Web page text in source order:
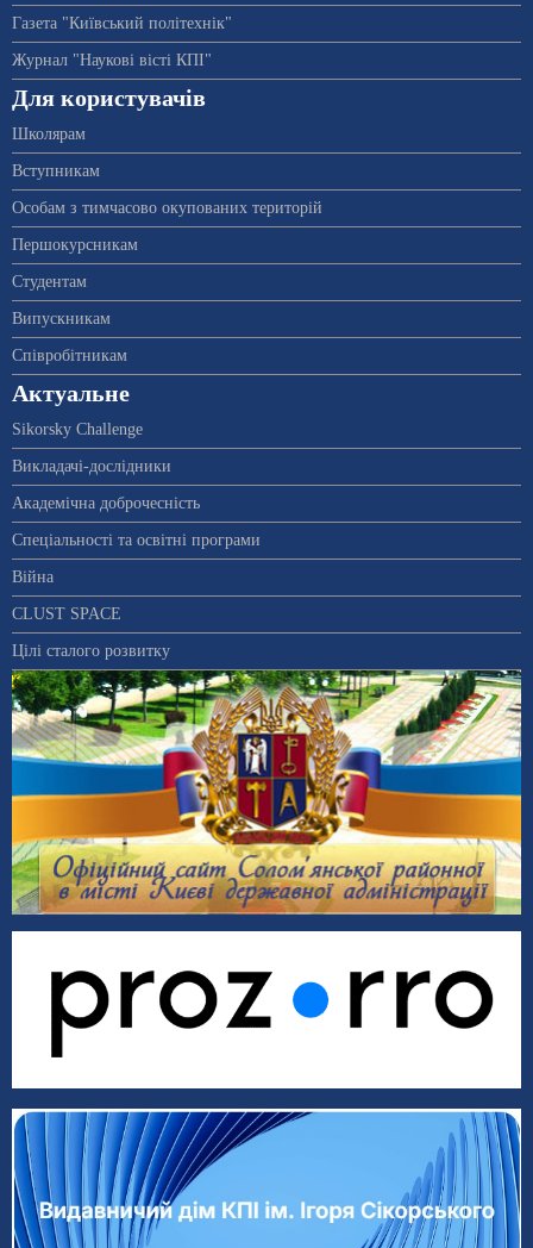
Газета "Київський політехнік"
Журнал "Наукові вісті КПІ"
Для користувачів
Школярам
Вступникам
Особам з тимчасово окупованих територій
Першокурсникам
Студентам
Випускникам
Співробітникам
Актуальне
Sikorsky Challenge
Викладачі-дослідники
Академічна доброчесність
Спеціальності та освітні програми
Війна
CLUST SPACE
Цілі сталого розвитку